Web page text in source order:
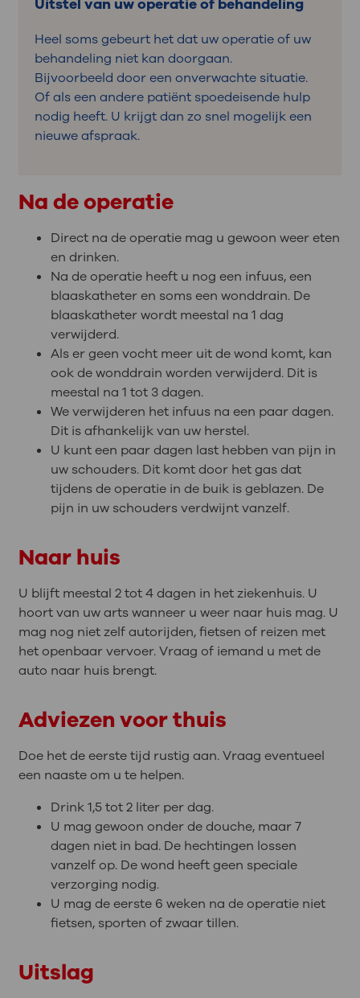
Heel soms gebeurt het dat uw operatie of uw
behandeling niet kan doorgaan.
Bijvoorbeeld door een onverwachte situatie.
Of als een andere patiënt spoedeisende hulp
nodig heeft. U krijgt dan zo snel mogelijk een
nieuwe afspraak.
Na de operatie
Direct na de operatie mag u gewoon weer eten
en drinken.
Na de operatie heeft u nog een infuus, een
blaaskatheter en soms een wonddrain. De
blaaskatheter wordt meestal na 1 dag
verwijderd.
Als er geen vocht meer uit de wond komt, kan
ook de wonddrain worden verwijderd. Dit is
meestal na 1 tot 3 dagen.
We verwijderen het infuus na een paar dagen.
Dit is afhankelijk van uw herstel.
U kunt een paar dagen last hebben van pijn in
uw schouders. Dit komt door het gas dat
tijdens de operatie in de buik is geblazen. De
pijn in uw schouders verdwijnt vanzelf.
Naar huis
U blijft meestal 2 tot 4 dagen in het ziekenhuis. U
hoort van uw arts wanneer u weer naar huis mag. U
mag nog niet zelf autorijden, fietsen of reizen met
het openbaar vervoer. Vraag of iemand u met de
auto naar huis brengt.
Adviezen voor thuis
Doe het de eerste tijd rustig aan. Vraag eventueel
een naaste om u te helpen.
Drink 1,5 tot 2 liter per dag.
U mag gewoon onder de douche, maar 7
dagen niet in bad. De hechtingen lossen
vanzelf op. De wond heeft geen speciale
verzorging nodig.
U mag de eerste 6 weken na de operatie niet
fietsen, sporten of zwaar tillen.
Uitslag